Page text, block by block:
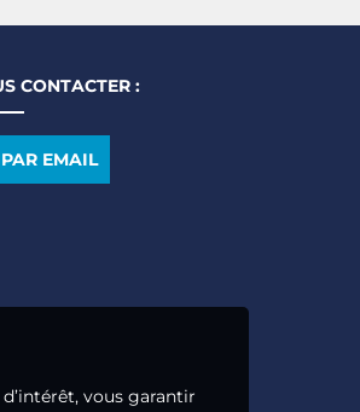
CONTACTER :
PAR EMAIL
vous garantir